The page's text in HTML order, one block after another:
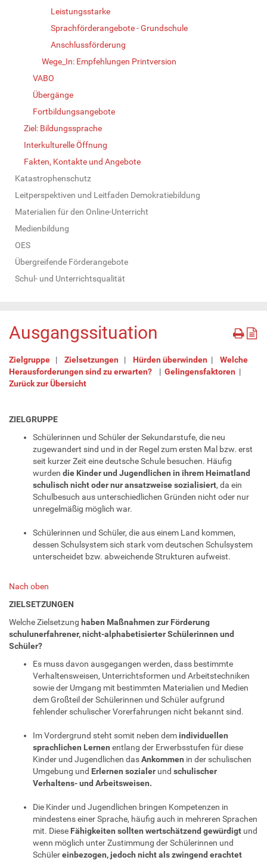
Leistungsstarke
Sprachförderangebote - Grundschule
Anschlussförderung
Wege_In: Empfehlungen Printversion
VABO
Übergänge
Fortbildungsangebote
Ziel: Bildungssprache
Interkulturelle Öffnung
Fakten, Kontakte und Angebote
Katastrophenschutz
Leitperspektiven und Leitfaden Demokratiebildung
Materialien für den Online-Unterricht
Medienbildung
OES
Übergreifende Förderangebote
Schul- und Unterrichtsqualität
Ausgangssituation
Zielgruppe | Zielsetzungen | Hürden überwinden | Welche
Herausforderungen sind zu erwarten? | Gelingensfaktoren |
Zurück zur Übersicht
ZIELGRUPPE
Schülerinnen und Schüler der Sekundarstufe, die neu
zugewandert sind und in der Regel zum ersten Mal bzw. erst
seit kurzer Zeit eine deutsche Schule besuchen. Häufig
wurden die Kinder und Jugendlichen in ihrem Heimatland
schulisch nicht oder nur ansatzweise sozialisiert, da ein
Schulbesuch aus unterschiedlichen Gründen nicht oder nur
unregelmäßig möglich war.
Schülerinnen und Schüler, die aus einem Land kommen,
dessen Schulsystem sich stark vom deutschen Schulsystem
unterscheidet bzw. abweichende Strukturen aufweist.
Nach oben
ZIELSETZUNGEN
Welche Zielsetzung haben Maßnahmen zur Förderung
schulunerfahrener, nicht-alphabetisierter Schülerinnen und
Schüler?
Es muss davon ausgegangen werden, dass bestimmte
Verhaltensweisen, Unterrichtsformen und Arbeitstechniken
sowie der Umgang mit bestimmten Materialien und Medien
dem Großteil der Schülerinnen und Schüler aufgrund
fehlender schulischer Vorerfahrungen nicht bekannt sind.
Im Vordergrund steht somit neben demindividuellen
sprachlichen Lernen entlang der Erwerbsstufen für diese
Kinder und Jugendlichen dasAnkommen in der schulischen
Umgebung und Erlernen sozialer und schulischer
Verhaltens- und Arbeitsweisen.
Die Kinder und Jugendlichen bringen Kompetenzen in
mindestens einer Sprache, häufig auch in mehreren Sprachen
mit. Diese Fähigkeiten sollten wertschätzend gewürdigt und
wenn möglich unter Zustimmung der Schülerinnen und
Schülereinbezogen, jedoch nicht als zwingend erachtet